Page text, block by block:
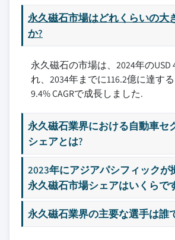
永久磁石市場はどれくらいの大
か?
永久磁石の市場は、2024年のUSD
れ、2034年までに116.2億に達する
9.4% CAGRで成長しました.
永久磁石業界における自動車セ
シェアとは?
2023年にアジアパシフィックが
永久磁石市場シェアはいくらで
永久磁石業界の主要な選手は誰